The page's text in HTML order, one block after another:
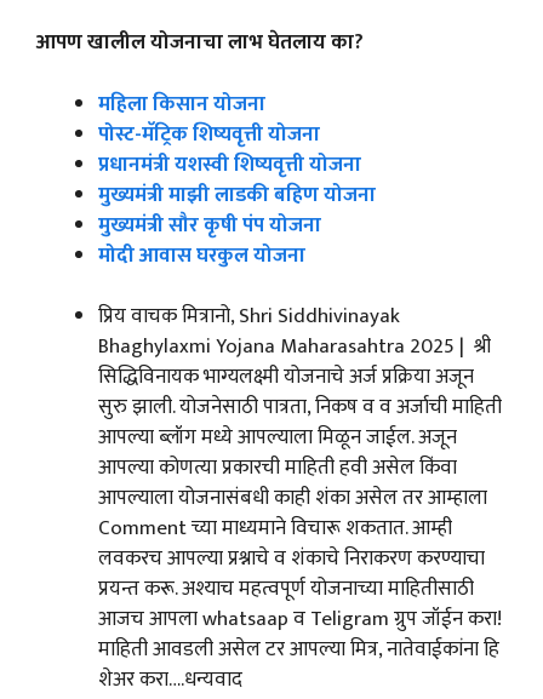
आपण खालील योजनाचा लाभ घेतलाय का?
महिला किसान योजना
पोस्ट-मॅट्रिक शिष्यवृत्ती योजना
प्रधानमंत्री यशस्वी शिष्यवृत्ती योजना
मुख्यमंत्री माझी लाडकी बहिण योजना
मुख्यमंत्री सौर कृषी पंप योजना
मोदी आवास घरकुल योजना
प्रिय वाचक मित्रानो, Shri Siddhivinayak
Bhaghylaxmi Yojana Maharasahtra 2025 | श्री
सिद्धिविनायक भाग्यलक्ष्मी योजनाचे अर्ज प्रक्रिया अजून
सुरु झाली. योजनेसाठी पात्रता, निकष व व अर्जाची माहिती
आपल्या ब्लॉग मध्ये आपल्याला मिळून जाईल. अजून
आपल्या कोणत्या प्रकारची माहिती हवी असेल किंवा
आपल्याला योजनासंबधी काही शंका असेल तर आम्हाला
Comment च्या माध्यमाने विचारू शकतात. आम्ही
लवकरच आपल्या प्रश्नाचे व शंकाचे निराकरण करण्याचा
प्रयन्त करू. अश्याच महत्वपूर्ण योजनाच्या माहितीसाठी
आजच आपला whatsaap व Teligram ग्रुप जॉईन करा!
माहिती आवडली असेल टर आपल्या मित्र, नातेवाईकांना हि
शेअर करा….धन्यवाद